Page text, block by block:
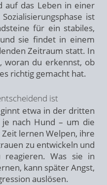
auf das Leben in einer
ist
für ein stabiles,
sie findet in einem
Zeitraum statt. In
woran du erkennst, ob
richtig gemacht hat.
ist
etwa in der dritten
nach Hund – um die
lernen Welpen, ihre
zu entwickeln und
reagieren. Was sie in
kann später Angst,
auslösen.